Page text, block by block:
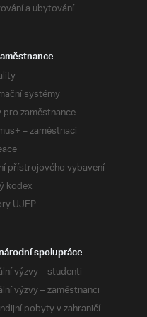
a ubytování
systémy
pro zaměstnance
– zaměstnaci
přístrojového vybavení
kodex
UJEP
spolupráce
výzvy – studenti
výzvy – zaměstnanci
pobyty v zahraničí